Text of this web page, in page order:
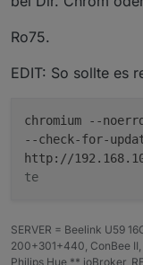
Ro75.
EDIT: So sollte es
chromium --
--check-for-
http://
te
SERVER = Beelink U59
200+301+440, ConBee II,
Philips Hue ** ioBroker,